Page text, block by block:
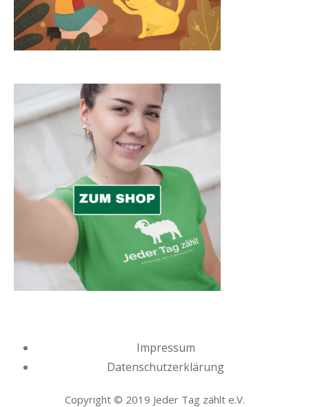
Impressum
Datenschutzerklärung
Copyright © 2019 Jeder Tag zählt e.V.